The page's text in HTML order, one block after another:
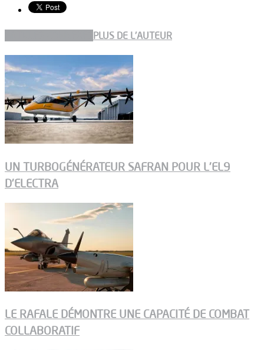
PLUS DE L'AUTEUR
UN TURBOGÉNÉRATEUR SAFRAN POUR L’EL9
D’ELECTRA
LE RAFALE DÉMONTRE UNE CAPACITÉ DE COMBAT
COLLABORATIF